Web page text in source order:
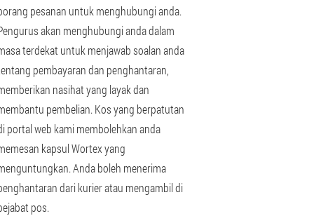
pesanan untuk menghubungi anda.
akan menghubungi anda dalam
terdekat untuk menjawab soalan anda
pembayaran dan penghantaran,
nasihat yang layak dan
pembelian. Kos yang berpatutan
portal web kami membolehkan anda
kapsul Wortex yang
Anda boleh menerima
dari kurier atau mengambil di
pos.